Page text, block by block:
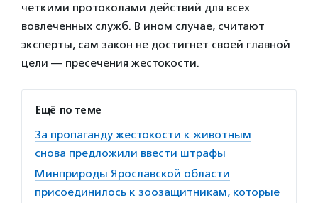
четкими протоколами действий для всех
вовлеченных служб. В ином случае, считают
эксперты, сам закон не достигнет своей главной
цели — пресечения жестокости.
Ещё по теме
За пропаганду жестокости к животным
снова предложили ввести штрафы
Минприроды Ярославской области
присоединилось к зоозащитникам, которые